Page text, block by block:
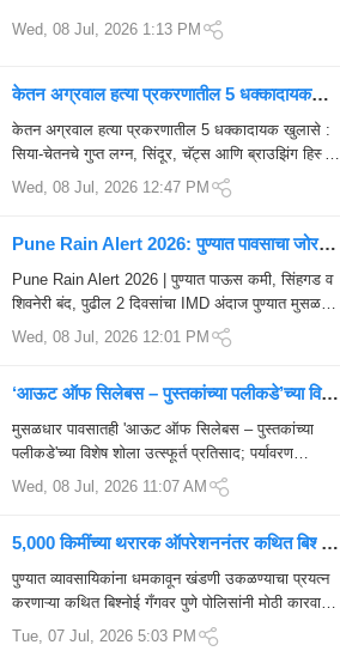
No Entry लागू
Wed, 08 Jul, 2026 1:13 PM
केतन अग्रवाल हत्या प्रकरणातील 5 धक्कादायक
खुलासे : सिया-चेतनचे गुप्त लग्न, सिंदूर, चॅट्स आणि
ब्राउझिंग हिस्ट्री
केतन अग्रवाल हत्या प्रकरणातील 5 धक्कादायक खुलासे :
सिया-चेतनचे गुप्त लग्न, सिंदूर, चॅट्स आणि ब्राउझिंग हिस्ट्री
पुणे : राज्यभरात चर्चेत असलेल्या ...
Wed, 08 Jul, 2026 12:47 PM
Pune Rain Alert 2026: पुण्यात पावसाचा जोर
कमी, पण सिंहगड-शिवनेरी बंद; पुढील 2 दिवसांचा
धक्कादायक हवामान अंदाज
Pune Rain Alert 2026 | पुण्यात पाऊस कमी, सिंहगड व
शिवनेरी बंद, पुढील 2 दिवसांचा IMD अंदाज पुण्यात मुसळधार
पावसानंतर परिस्थिती काहीशी सुधारली असली तरी स...
Wed, 08 Jul, 2026 12:01 PM
‘आऊट ऑफ सिलेबस – पुस्तकांच्या पलीकडे’च्या विशेष
शोला पावसातही अभूतपूर्व प्रतिसाद, 7 कारणांमुळे
चर्चेत!
मुसळधार पावसातही 'आऊट ऑफ सिलेबस – पुस्तकांच्या
पलीकडे'च्या विशेष शोला उत्स्फूर्त प्रतिसाद; पर्यावरण
संवर्धनाचा दमदार संदेश शो हाउसफुल : पुणे शहरात मुसळधार
Wed, 08 Jul, 2026 11:07 AM
5,000 किमींच्या थरारक ऑपरेशननंतर कथित बिश्नोई
गँगला जबरदस्त दणका; 4 आरोपी अटकेत
पुण्यात व्यावसायिकांना धमकावून खंडणी उकळण्याचा प्रयत्न
करणाऱ्या कथित बिश्नोई गँगवर पुणे पोलिसांनी मोठी कारवाई
केली. 5,00...
Tue, 07 Jul, 2026 5:03 PM